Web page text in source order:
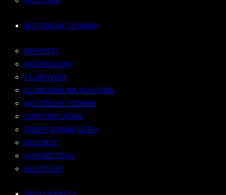
KLUBOVNA NA YOUTUBE
SUPPORTUJEME
PROPOJOVÁNÍ SCÉN
RECENZE
KFN/FESTIVAL
GUESTLIST
SPOLUPRÁCE
BOOKING
PR SPOLUPRÁCE
MERCH
AUTORSKÁ TVORBA
REPORTY
ROZHOVORY
KLUBOVNÍK
KLUBOVNA NA YOUTUBE
AUTORSKÁ TVORBA
SUPPORTUJEME
PROPOJOVÁNÍ SCÉN
RECENZE
KFN/FESTIVAL
GUESTLIST